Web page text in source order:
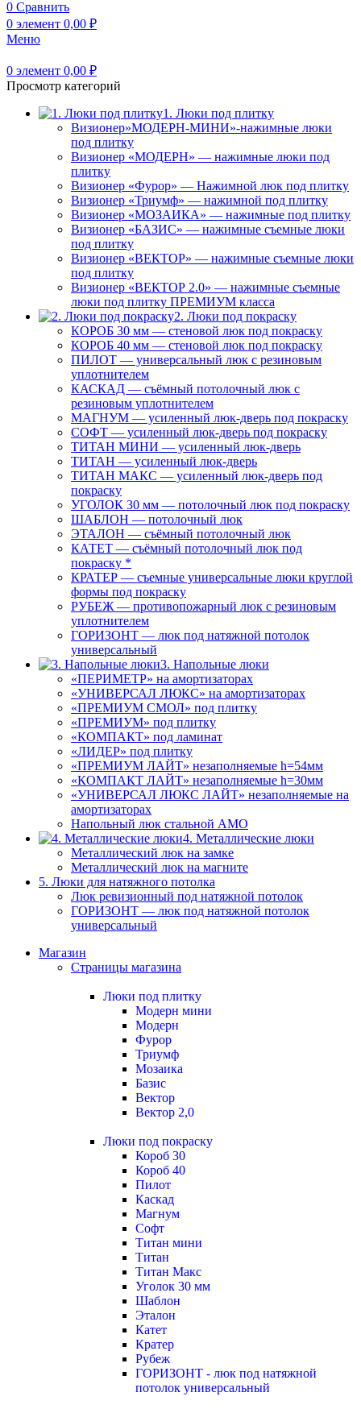
0 Сравнить
0 элемент 0,00 ₽
Меню
0 элемент 0,00 ₽
Просмотр категорий
1. Люки под плитку
Визионер»МОДЕРН-МИНИ»-нажимные люки
под плитку
Визионер «МОДЕРН» — нажимные люки под
плитку
Визионер «Фурор» — Нажимной люк под плитку
Визионер «Триумф» — нажимной под плитку
Визионер «МОЗАИКА» — нажимные под плитку
Визионер «БАЗИС» — нажимные съемные люки
под плитку
Визионер «ВЕКТОР» — нажимные съемные люки
под плитку
Визионер «ВЕКТОР 2.0» — нажимные съемные
люки под плитку ПРЕМИУМ класса
2. Люки под покраску
КОРОБ 30 мм — стеновой люк под покраску
КОРОБ 40 мм — стеновой люк под покраску
ПИЛОТ — универсальный люк с резиновым
уплотнителем
КАСКАД — съёмный потолочный люк с
резиновым уплотнителем
МАГНУМ — усиленный люк-дверь под покраску
СОФТ — усиленный люк-дверь под покраску
ТИТАН МИНИ — усиленный люк-дверь
ТИТАН — усиленный люк-дверь
ТИТАН МАКС — усиленный люк-дверь под
покраску
УГОЛОК 30 мм — потолочный люк под покраску
ШАБЛОН — потолочный люк
ЭТАЛОН — съёмный потолочный люк
КАТЕТ — съёмный потолочный люк под
покраску *
КРАТЕР — съемные универсальные люки круглой
формы под покраску
РУБЕЖ — противопожарный люк с резиновым
уплотнителем
ГОРИЗОНТ — люк под натяжной потолок
универсальный
3. Напольные люки
«ПЕРИМЕТР» на амортизаторах
«УНИВЕРСАЛ ЛЮКС» на амортизаторах
«ПРЕМИУМ СМОЛ» под плитку
«ПРЕМИУМ» под плитку
«КОМПАКТ» под ламинат
«ЛИДЕР» под плитку
«ПРЕМИУМ ЛАЙТ» незаполняемые h=54мм
«КОМПАКТ ЛАЙТ» незаполняемые h=30мм
«УНИВЕРСАЛ ЛЮКС ЛАЙТ» незаполняемые на
амортизаторах
Напольный люк стальной АМО
4. Металлические люки
Металлический люк на замке
Металлический люк на магните
5. Люки для натяжного потолка
Люк ревизионный под натяжной потолок
ГОРИЗОНТ — люк под натяжной потолок
универсальный
Магазин
Страницы магазина
Люки под плитку
Модерн мини
Модерн
Фурор
Триумф
Мозаика
Базис
Вектор
Вектор 2,0
Люки под покраску
Короб 30
Короб 40
Пилот
Каскад
Магнум
Софт
Титан мини
Титан
Титан Макс
Уголок 30 мм
Шаблон
Эталон
Катет
Кратер
Рубеж
ГОРИЗОНТ - люк под натяжной
потолок универсальный